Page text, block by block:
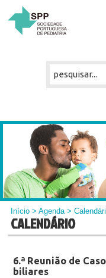
Início >Agenda>
CALENDÁRIO
6.ª Reunião de
biliares